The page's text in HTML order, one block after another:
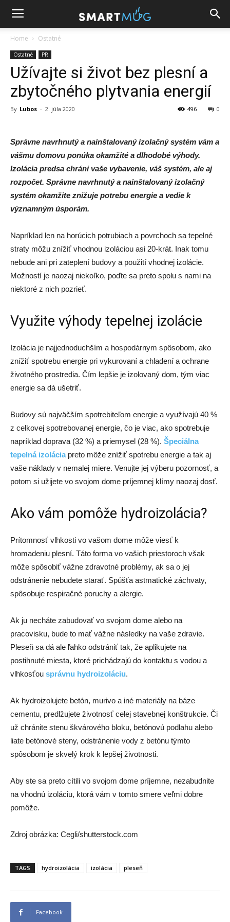
Home Ostatné
Ostatné PR
Užívajte si život bez plesní a
zbytočného plytvania energií
By Lubos - 2. júla 2020 0
496
Správne navrhnutý a nainštalovaný izolačný systém vám a
vášmu domovu ponúka okamžité a dlhodobé výhody.
Izolácia predsa chráni vaše vybavenie, váš systém, ale aj
rozpočet. Správne navrhnutý a nainštalovaný izolačný
systém okamžite znižuje potrebu energie a vedie k
významným úsporám.
Napríklad len na horúcich potrubiach a povrchoch sa tepelné
straty môžu znížiť vhodnou izoláciou asi 20-krát. Inak tomu
nebude ani pri zateplení budovy a použití vhodnej izolácie.
Možností je naozaj niekoľko, poďte sa preto spolu s nami na
niektoré z nich pozrieť.
Využite výhody tepelnej izolácie
Izolácia je najjednoduchším a hospodárnym spôsobom, ako
znížiť spotrebu energie pri vykurovaní a chladení a ochrane
životného prostredia. Čím lepšie je izolovaný dom, tým viac
energie sa dá ušetriť.
Budovy sú najväčším spotrebiteľom energie a využívajú 40 %
z celkovej spotrebovanej energie, čo je viac, ako spotrebuje
napríklad doprava (32 %) a priemysel (28 %). Špeciálna
tepelná izoláciapreto môže znížiť spotrebu energie a tak aj
vaše náklady v nemalej miere. Venujte jej výberu pozornosť, a
potom si užijete vo svojom dome príjemnej klímy naozaj dosť.
Ako vám pomôže hydroizolácia?
Prítomnosť vlhkosti vo vašom dome môže viesť k
hromadeniu plesní. Táto forma vo vašich priestoroch však
môže spôsobiť vážne zdravotné problémy, ak sa o jej
odstránenie nebudete starať. Spúšťa astmatické záchvaty,
spôsobuje respiračné poruchy a alergie.
Ak ju necháte zabudovať vo svojom dome alebo na
pracovisku, bude to mať vážne následky na vaše zdravie.
Pleseň sa dá ale ľahko odstrániť tak, že aplikujete na
postihnuté miesta, ktoré prichádzajú do kontaktu s vodou a
vlhkosťou správnu hydroizoláciu.
Ak hydroizolujete betón, murivo a iné materiály na báze
cementu, predlžujete životnosť celej stavebnej konštrukcie. Či
už chránite stenu škvárového bloku, betónovú podlahu alebo
liate betónové steny, odstránenie vody z betónu týmto
spôsobom je skvelý krok k lepšej životnosti.
Aby ste sa preto cítili vo svojom dome príjemne, nezabudnite
na vhodnú izoláciu, ktorá vám v tomto smere veľmi dobre
pomôže.
Zdroj obrázka: Cegli/shutterstock.com
TAGS hydroizolácia izolácia pleseň
Facebook